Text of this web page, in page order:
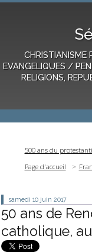
CHRISTIANISME
EVANGELIQUES /
RELIGIONS,
500 ans du
Page d'accueil
samedi 10 juin 2017
50 ans de
catholique,